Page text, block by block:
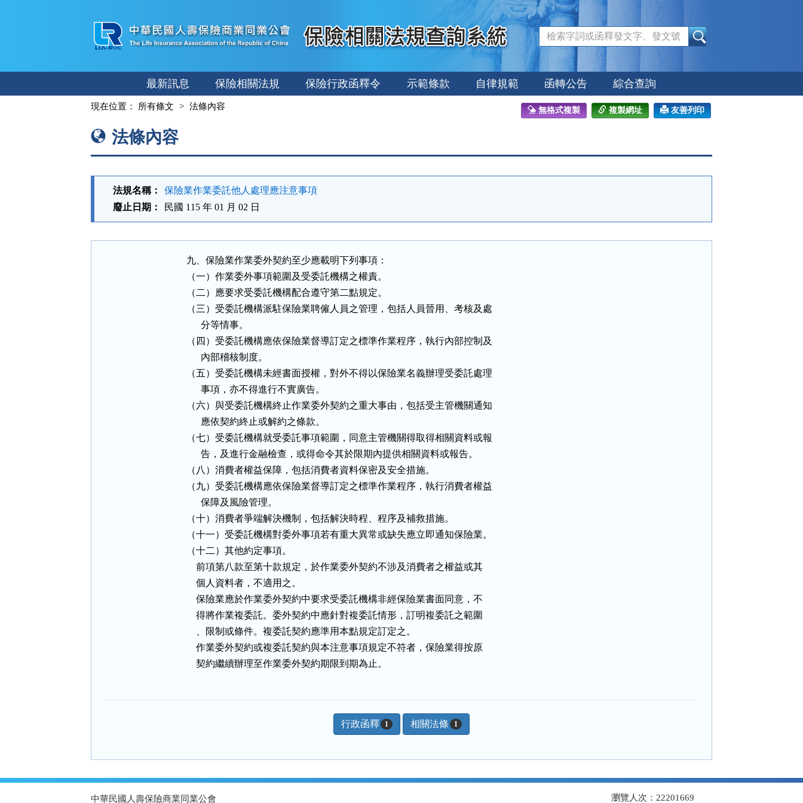
容
最新訊息 保險相關法規 保險行政函釋令 示範條款 自律規範 函轉公告 綜合查詢
現在位置： 所有條文 法條內容 無格式複製 複製網址 友善列印
法條內容
法規名稱：
保險業作業委託他人處理應注意事項
廢止日期：
民國 115 年 01 月 02 日
九、保險業作業委外契約至少應載明下列事項：
（一）作業委外事項範圍及受委託機構之權責。
（二）應要求受委託機構配合遵守第二點規定。
（三）受委託機構派駐保險業聘僱人員之管理，包括人員晉用、考核及處
      分等情事。
（四）受委託機構應依保險業督導訂定之標準作業程序，執行內部控制及
      內部稽核制度。
（五）受委託機構未經書面授權，對外不得以保險業名義辦理受委託處理
      事項，亦不得進行不實廣告。
（六）與受委託機構終止作業委外契約之重大事由，包括受主管機關通知
      應依契約終止或解約之條款。
（七）受委託機構就受委託事項範圍，同意主管機關得取得相關資料或報
      告，及進行金融檢查，或得命令其於限期內提供相關資料或報告。
（八）消費者權益保障，包括消費者資料保密及安全措施。
（九）受委託機構應依保險業督導訂定之標準作業程序，執行消費者權益
      保障及風險管理。
（十）消費者爭端解決機制，包括解決時程、程序及補救措施。
（十一）受委託機構對委外事項若有重大異常或缺失應立即通知保險業。
（十二）其他約定事項。
    前項第八款至第十款規定，於作業委外契約不涉及消費者之權益或其
    個人資料者，不適用之。
    保險業應於作業委外契約中要求受委託機構非經保險業書面同意，不
    得將作業複委託。委外契約中應針對複委託情形，訂明複委託之範圍
    、限制或條件。複委託契約應準用本點規定訂定之。
    作業委外契約或複委託契約與本注意事項規定不符者，保險業得按原
    契約繼續辦理至作業委外契約期限到期為止。
行政函釋 1 相關法條 1
中華民國人壽保險商業同業公會 瀏覽人次：22201669